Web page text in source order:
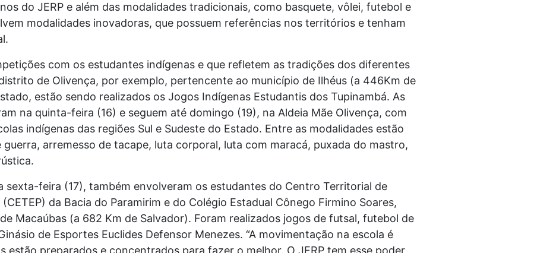
do JERP e além das modalidades tradicionais, como basquete, vôlei, futebol e
modalidades inovadoras, que possuem referências nos territórios e tenham
com os estudantes indígenas e que refletem as tradições dos diferentes
de Olivença, por exemplo, pertencente ao município de Ilhéus (a 446Km de
estão sendo realizados os Jogos Indígenas Estudantis dos Tupinambá. As
na quinta-feira (16) e seguem até domingo (19), na Aldeia Mãe Olivença, com
indígenas das regiões Sul e Sudeste do Estado. Entre as modalidades estão
arremesso de tacape, luta corporal, luta com maracá, puxada do mastro,
sexta-feira (17), também envolveram os estudantes do Centro Territorial de
da Bacia do Paramirim e do Colégio Estadual Cônego Firmino Soares,
Macaúbas (a 682 Km de Salvador). Foram realizados jogos de futsal, futebol de
de Esportes Euclides Defensor Menezes. “A movimentação na escola é
estão preparados e concentrados para fazer o melhor. O JERP tem esse poder